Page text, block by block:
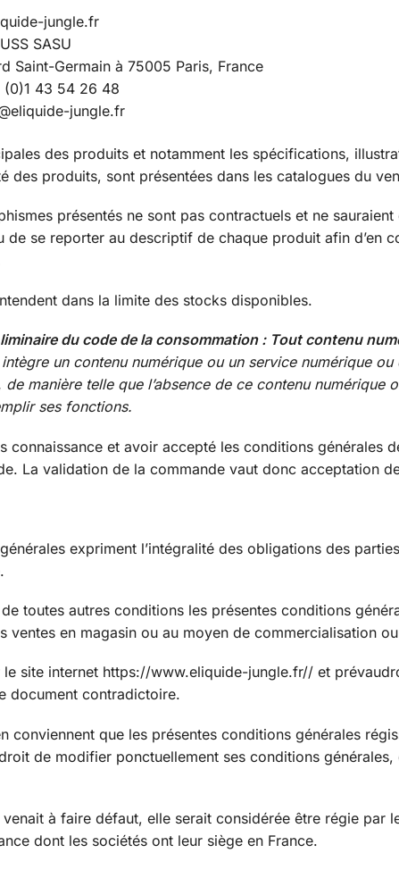
jungle.fr
SASU
Saint-Germain à 75005 Paris, France
(0)1 43 54 26 48
jungle.fr
des produits et notamment les spécifications,
des produits, sont présentées dans les catalogues du
présentés ne sont pas contractuels et ne
de se reporter au descriptif de chaque produit afin d’en
dans la limite des stocks disponibles.
du code de la consommation : Tout contenu
un contenu numérique ou un service numérique
manière telle que l’absence de ce contenu numérique
ses fonctions.
connaissance et avoir accepté les conditions générales
La validation de la commande vaut donc acceptation
expriment l’intégralité des obligations des
de toutes autres conditions les présentes conditions
ventes en magasin ou au moyen de commercialisation
le site internet https://www.eliquide-jungle.fr// et
document contradictoire.
conviennent que les présentes conditions générales
de modifier ponctuellement ses conditions
à faire défaut, elle serait considérée être régie par
dont les sociétés ont leur siège en France.